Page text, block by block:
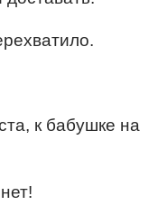
к бабушке на